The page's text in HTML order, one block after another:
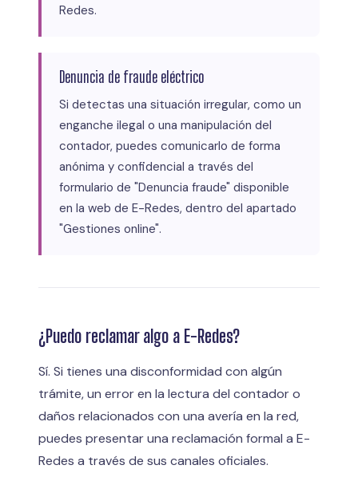
Redes.
Denuncia de fraude eléctrico
Si detectas una situación irregular, como un
enganche ilegal o una manipulación del
contador, puedes comunicarlo de forma
anónima y confidencial a través del
formulario de "Denuncia fraude" disponible
en la web de E-Redes, dentro del apartado
"Gestiones online".
¿Puedo reclamar algo a E-Redes?
Sí. Si tienes una disconformidad con algún
trámite, un error en la lectura del contador o
daños relacionados con una avería en la red,
puedes presentar una reclamación formal a E-
Redes a través de sus canales oficiales.